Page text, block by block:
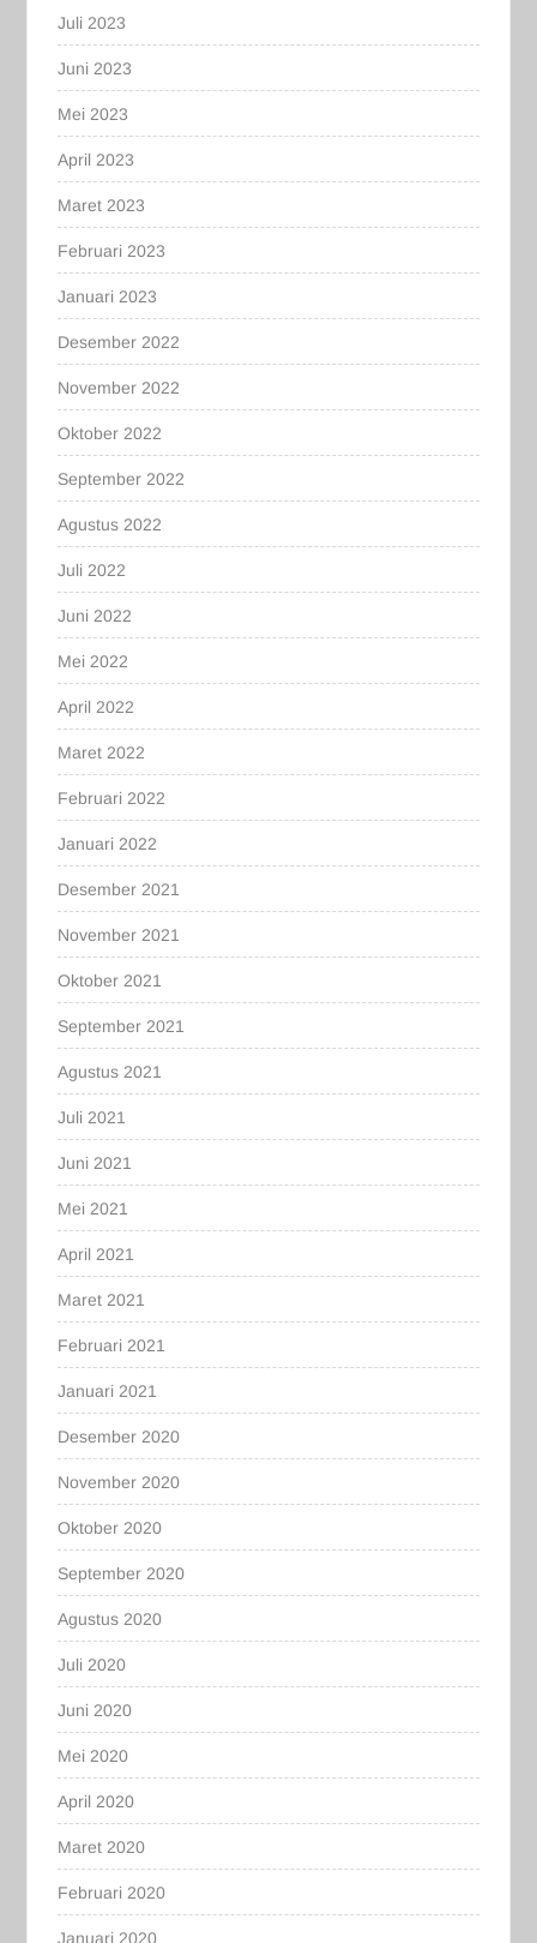
Juli 2023
Juni 2023
Mei 2023
April 2023
Maret 2023
Februari 2023
Januari 2023
Desember 2022
November 2022
Oktober 2022
September 2022
Agustus 2022
Juli 2022
Juni 2022
Mei 2022
April 2022
Maret 2022
Februari 2022
Januari 2022
Desember 2021
November 2021
Oktober 2021
September 2021
Agustus 2021
Juli 2021
Juni 2021
Mei 2021
April 2021
Maret 2021
Februari 2021
Januari 2021
Desember 2020
November 2020
Oktober 2020
September 2020
Agustus 2020
Juli 2020
Juni 2020
Mei 2020
April 2020
Maret 2020
Februari 2020
Januari 2020